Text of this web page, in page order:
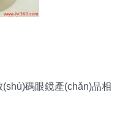
碼眼鏡產(chǎn)品相